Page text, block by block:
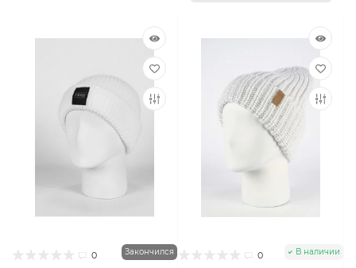
0 Закончился 0 В наличии